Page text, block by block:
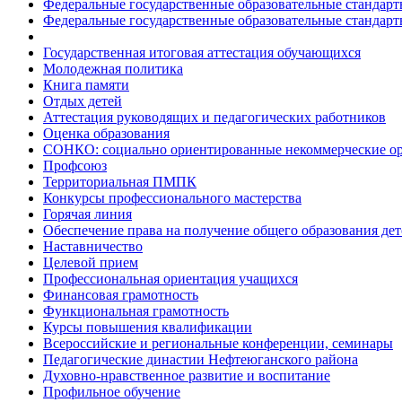
Федеральные государственные образовательные
Федеральные государственные образовательные
Государственная итоговая аттестация обучающихся
Молодежная политика
Книга памяти
Отдых детей
Аттестация руководящих и педагогических работников
Оценка образования
СОНКО: социально ориентированные некоммерческие
Профсоюз
Территориальная ПМПК
Конкурсы профессионального мастерства
Горячая линия
Обеспечение права на получение общего образования
Наставничество
Целевой прием
Профессиональная ориентация учащихся
Финансовая грамотность
Функциональная грамотность
Курсы повышения квалификации
Всероссийские и региональные конференции, семинары
Педагогические династии Нефтеюганского района
Духовно-нравственное развитие и воспитание
Профильное обучение